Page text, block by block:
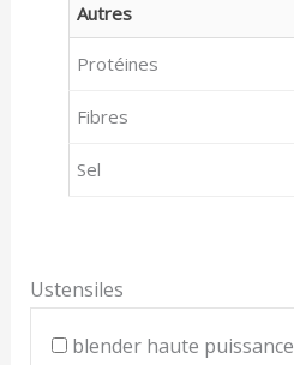
Autres
Protéines
Fibres
Sel
Ustensiles
blender haute puissance